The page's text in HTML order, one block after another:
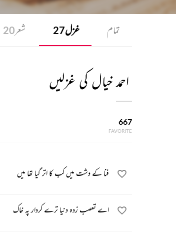
تمام غزل27 شعر20
احمد خیال کی غزلیں
667
FAVORITE
فنا کے دشت میں کب کا اتر گیا تھا میں
اے تعصب زدہ دنیا ترے کردار پہ خاک